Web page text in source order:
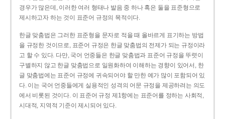
경우가 많은데, 이러한 여러 형태나 발음 중 하나 혹은 둘을 표준형으로
제시하고자 하는 것이 표준어 규정의 목적이다.
한글 맞춤법은 그러한 표준형을 문자로 적을 때 올바르게 표기하는 방법
을 규정한 것이므로, 표준어 규정은 한글 맞춤법의 전제가 되는 규정이라
고 할 수 있다. 다만, 국어 언중들은 한글 맞춤법과 표준어 규정을 뚜렷이
구별하지 않고 한글 맞춤법으로 일원화하여 이해하는 경향이 있어서, 한
글 맞춤법에는 표준어 규정에 귀속되어야 할 만한 예가 많이 포함되어 있
다. 이는 국어 언중들에게 실용적인 성격의 어문 규정을 제공하려는 의도
에서 비롯된 것이다. 이 표준어 규정 제1항에는 표준어를 정하는 사회적,
시대적, 지역적 기준이 제시되어 있다.